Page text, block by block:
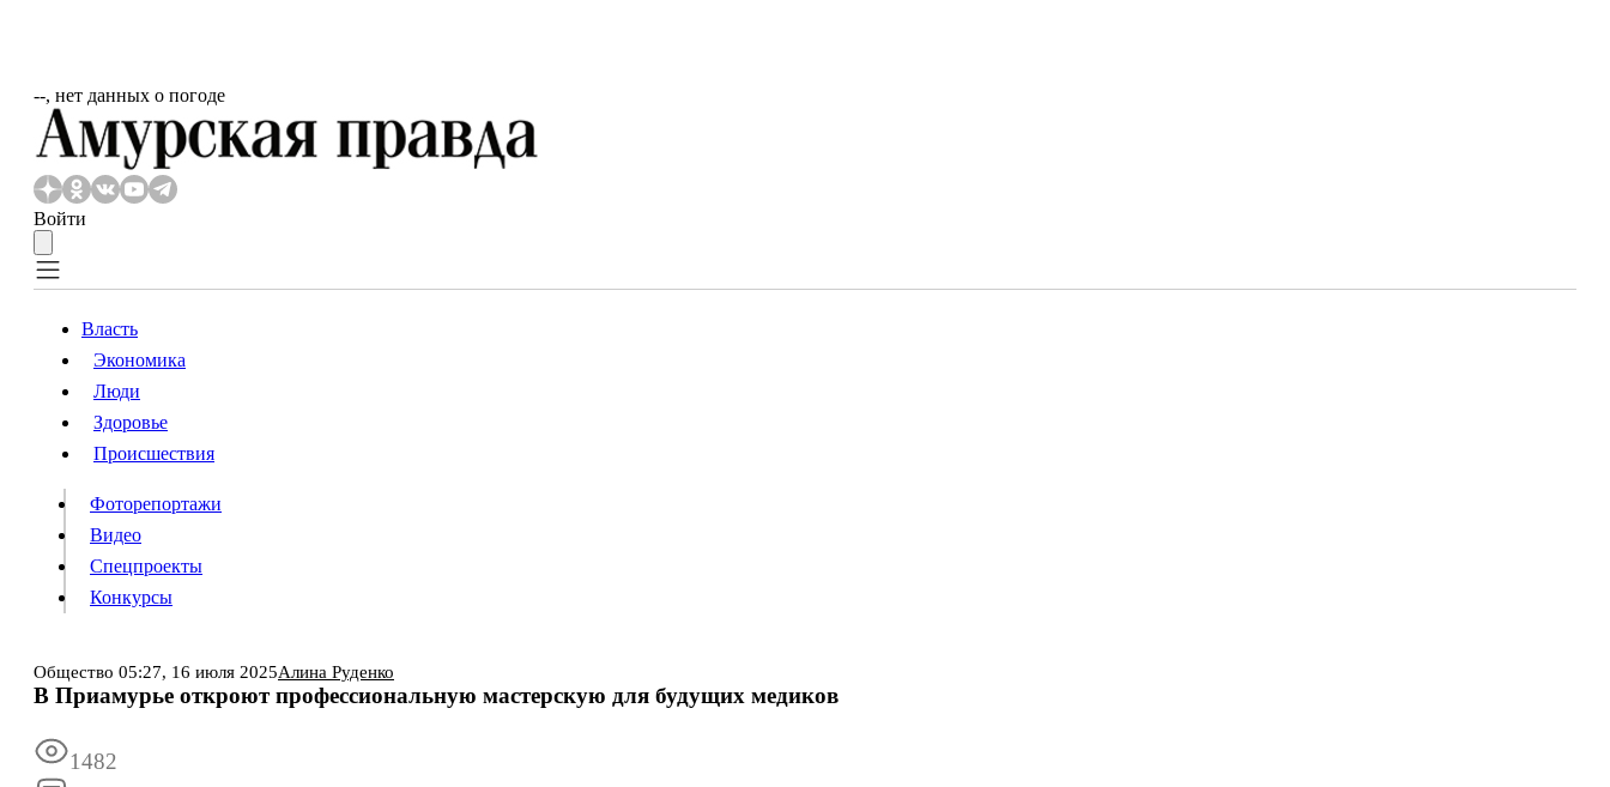
‐‐, нет данных о погоде
Войти
Власть
Происшествия
Видео
Конкурсы
Информация
Власть
Экономика
Люди
Здоровье
Происшествия
Фоторепортажи
Видео
Спецпроекты
Конкурсы
Общество 05:27, 16 июля 2025Алина Руденко
В Приамурье откроют профессиональную мастерскую для будущих медиков
1482